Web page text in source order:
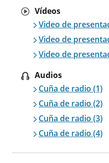
Vídeos
Video de
Video de
Video de
Audios
Cuña de radio (1)
Cuña de radio (2)
Cuña de radio (3)
Cuña de radio (4)